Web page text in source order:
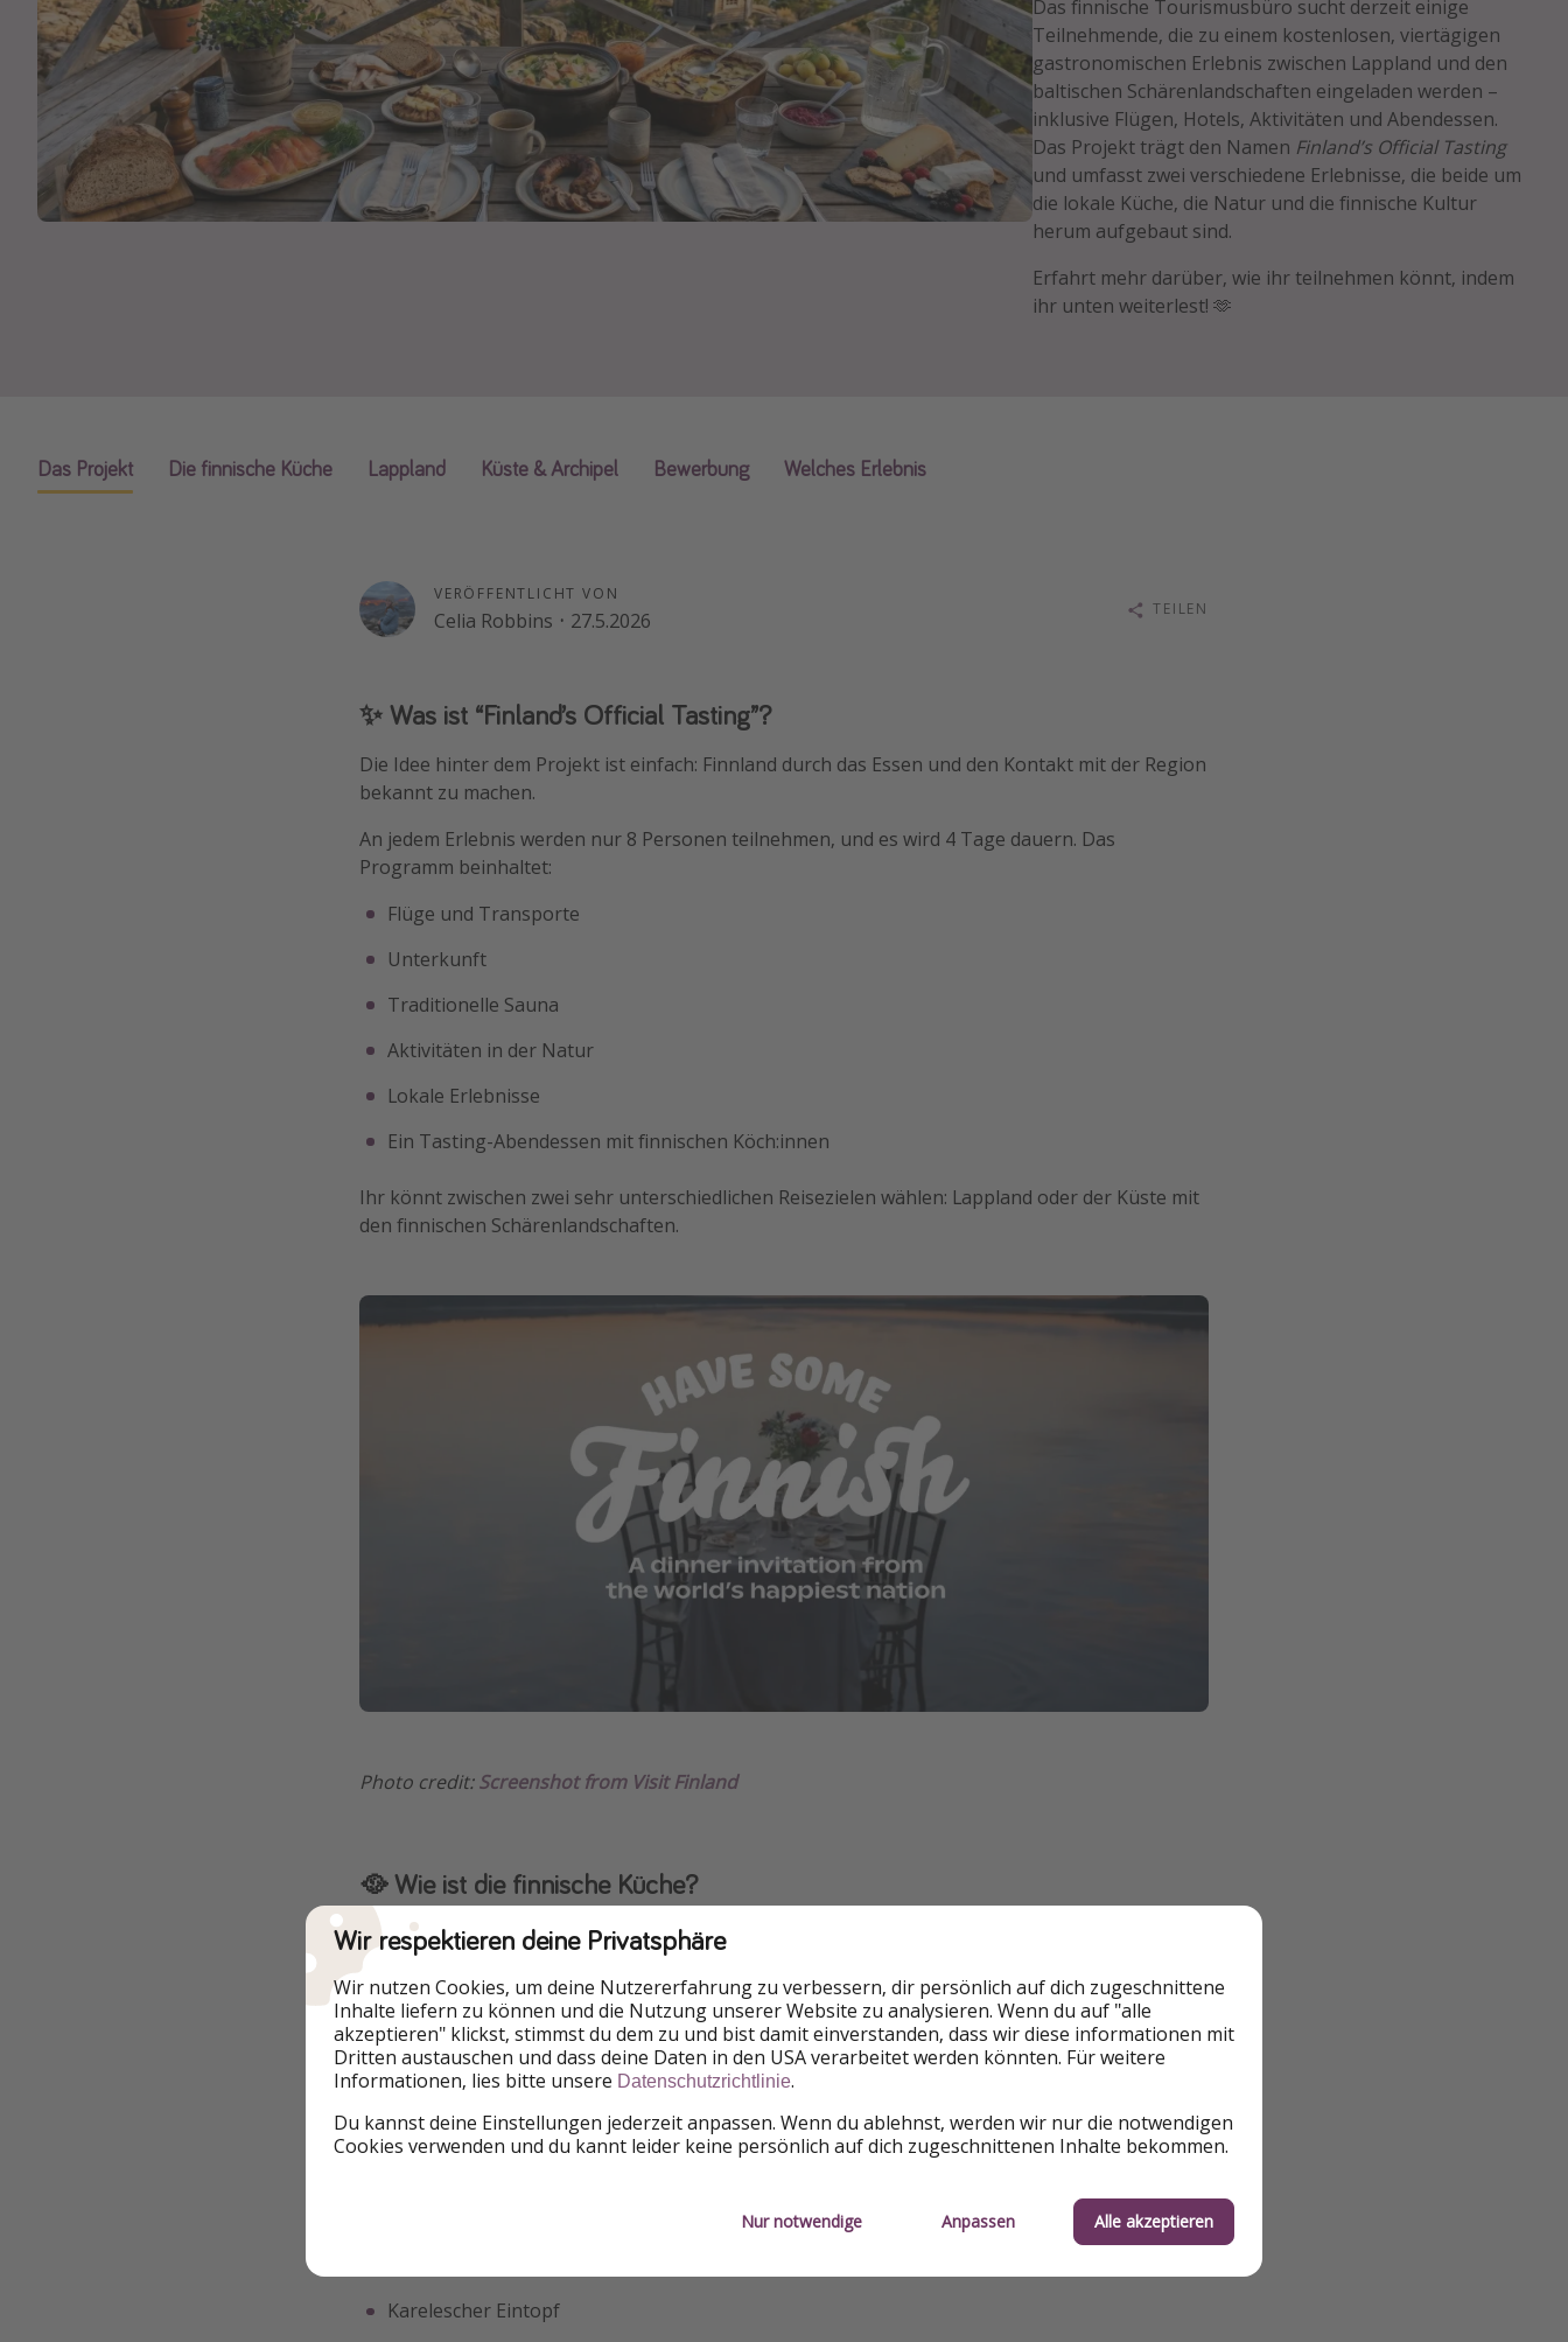
Das finnische Tourismusbüro sucht derzeit einige
Teilnehmende, die zu einem kostenlosen, viertägigen
gastronomischen Erlebnis zwischen Lappland und den
baltischen Schärenlandschaften eingeladen werden –
inklusive Flügen, Hotels, Aktivitäten und Abendessen.
Das Projekt trägt den Namen Finland’s Official Tasting
und umfasst zwei verschiedene Erlebnisse, die beide um
die lokale Küche, die Natur und die finnische Kultur
herum aufgebaut sind.
Erfahrt mehr darüber, wie ihr teilnehmen könnt, indem
ihr unten weiterlest! 🫶
Das Projekt Die finnische Küche Lappland Küste & Archipel Bewerbung Welches Erlebnis
VERÖFFENTLICHT VON
Celia Robbins · 27.5.2026 TEILEN
✨ Was ist “Finland’s Official Tasting”?
Die Idee hinter dem Projekt ist einfach: Finnland durch das Essen und den Kontakt mit der Region
bekannt zu machen.
An jedem Erlebnis werden nur 8 Personen teilnehmen, und es wird 4 Tage dauern. Das
Programm beinhaltet:
Flüge und Transporte
Unterkunft
Traditionelle Sauna
Aktivitäten in der Natur
Lokale Erlebnisse
Ein Tasting-Abendessen mit finnischen Köch:innen
Ihr könnt zwischen zwei sehr unterschiedlichen Reisezielen wählen: Lappland oder der Küste mit
den finnischen Schärenlandschaften.
Photo credit:Screenshot from Visit Finland
🥘 Wie ist die finnische Küche?
Die finnische Küche ist stark an die Jahreszeiten und an lokale Zutaten gebunden. Sie
unterscheidet sich von Region zu Region stark, aber es gibt einige Gerichte, die immer
wiederkehren.
Zu den traditionellsten gehören:
Lachssuppe
Roggenbrot
Karelescher Eintopf
Wir respektieren deine Privatsphäre
Wir nutzen Cookies, um deine Nutzererfahrung zu verbessern, dir persönlich auf dich zugeschnittene
Inhalte liefern zu können und die Nutzung unserer Website zu analysieren. Wenn du auf "alle
akzeptieren" klickst, stimmst du dem zu und bist damit einverstanden, dass wir diese informationen mit
Dritten austauschen und dass deine Daten in den USA verarbeitet werden könnten. Für weitere
Informationen, lies bitte unsere Datenschutzrichtlinie.
Du kannst deine Einstellungen jederzeit anpassen. Wenn du ablehnst, werden wir nur die notwendigen
Cookies verwenden und du kannt leider keine persönlich auf dich zugeschnittenen Inhalte bekommen.
Nur notwendige Anpassen Alle akzeptieren